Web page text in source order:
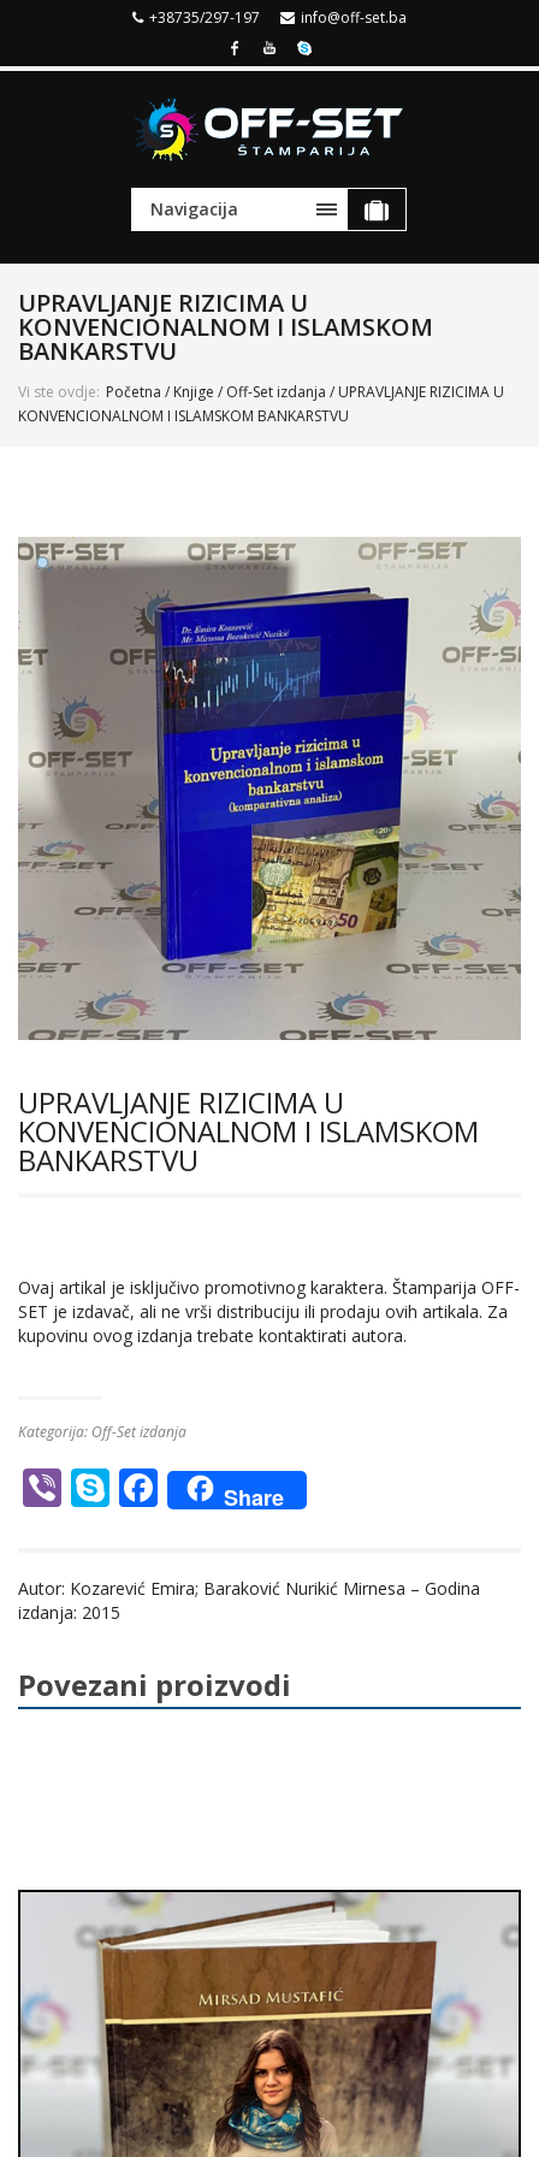
+38735/297-197 info@off-set.ba
Navigacija
UPRAVLJANJE RIZICIMA U
KONVENCIONALNOM I ISLAMSKOM
BANKARSTVU
Vi ste ovdje: Početna / Knjige / Off-Set izdanja / UPRAVLJANJE RIZICIMA U
KONVENCIONALNOM I ISLAMSKOM BANKARSTVU
UPRAVLJANJE RIZICIMA U
KONVENCIONALNOM I ISLAMSKOM
BANKARSTVU
Ovaj artikal je isključivo promotivnog karaktera. Štamparija OFF-
SET je izdavač, ali ne vrši distribuciju ili prodaju ovih artikala. Za
kupovinu ovog izdanja trebate kontaktirati autora.
Kategorija: Off-Set izdanja
Vi S
p
F
ac
b
o
k
Share
Autor: Kozarević Emira; Baraković Nurikić Mirnesa – Godina
izdanja: 2015
Povezani proizvodi